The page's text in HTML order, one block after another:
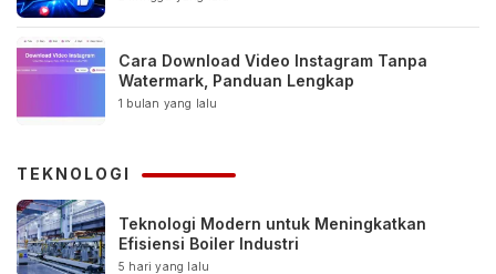
Cara Download Video Instagram Tanpa
Watermark, Panduan Lengkap
1 bulan yang lalu
TEKNOLOGI
Teknologi Modern untuk Meningkatkan
Efisiensi Boiler Industri
5 hari yang lalu